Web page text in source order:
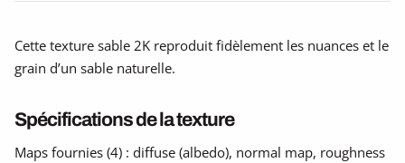
Cette texture sable 2K reproduit fidèlement les nuances et le
grain d’un sable naturelle.
Spécifications de la texture
Maps fournies (4) : diffuse (albedo), normal map, roughness